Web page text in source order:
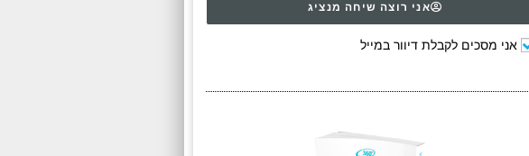
אני מסכים לקבלת דיוור במייל
אני רוצה שיחה מנציג